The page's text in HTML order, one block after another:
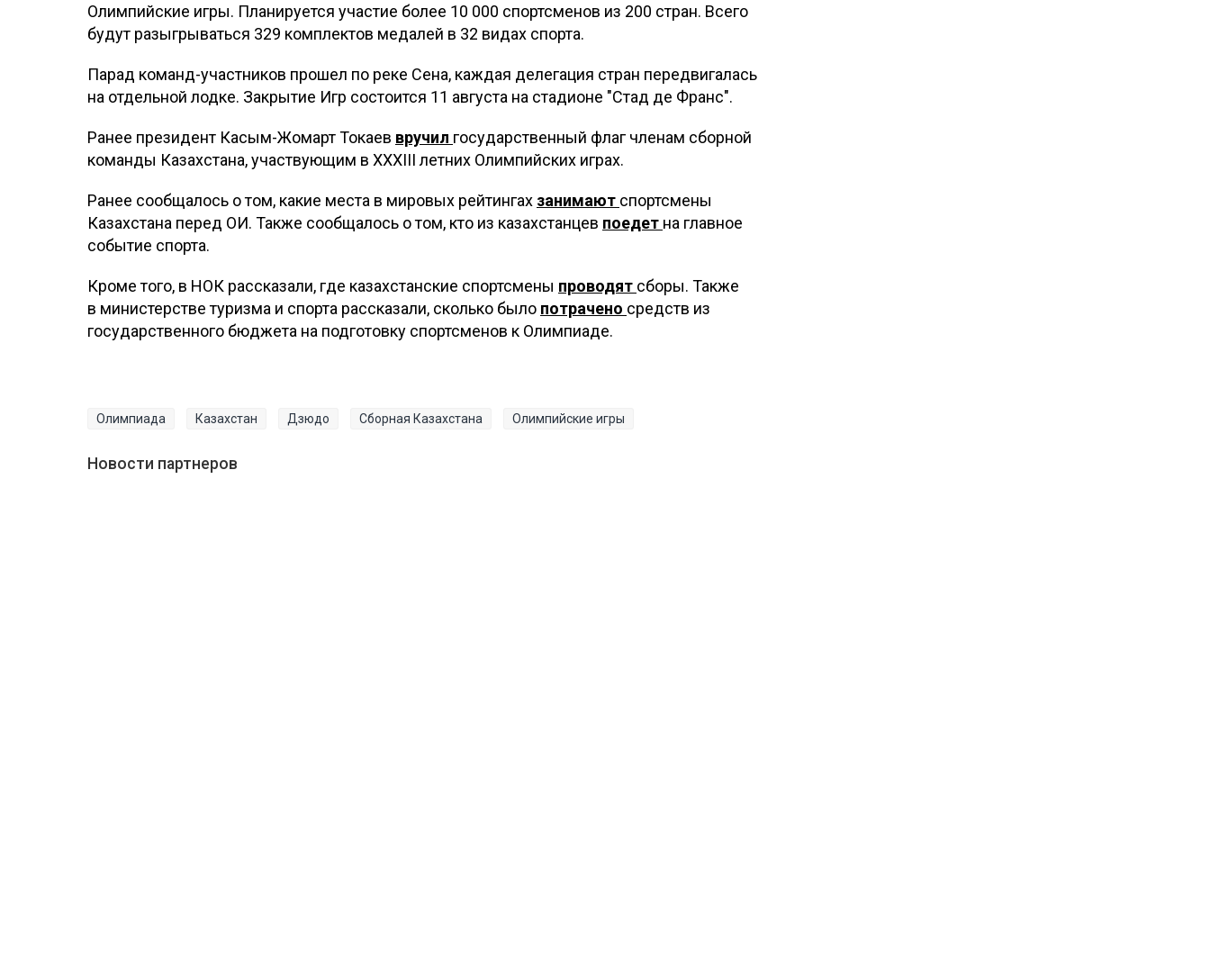
Олимпийские игры. Планируется участие более 10 000 спортсменов из 200 стран. Всего
будут разыгрываться 329 комплектов медалей в 32 видах спорта.
Парад команд-участников прошел по реке Сена, каждая делегация стран передвигалась
на отдельной лодке. Закрытие Игр состоится 11 августа на стадионе "Стад де Франс".
Ранее президент Касым-Жомарт Токаев вручил государственный флаг членам сборной
команды Казахстана, участвующим в ХХХІІІ летних Олимпийских играх.
Ранее сообщалось о том, какие места в мировых рейтингах занимают спортсмены
Казахстана перед ОИ. Также сообщалось о том, кто из казахстанцев поедет на главное
событие спорта.
Кроме того, в НОК рассказали, где казахстанские спортсмены проводят сборы. Также
в министерстве туризма и спорта рассказали, сколько было потрачено средств из
государственного бюджета на подготовку спортсменов к Олимпиаде.
Олимпиада Казахстан Дзюдо Сборная Казахстана Олимпийские игры
Новости партнеров